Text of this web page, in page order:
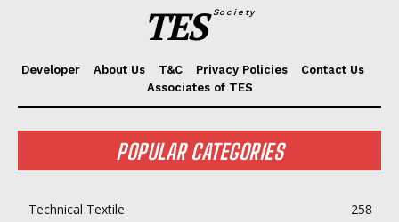
TES Society
Developer About Us T&C Privacy Policies
Contact Us
Associates of TES
POPULAR CATEGORIES
Technical Textile
258